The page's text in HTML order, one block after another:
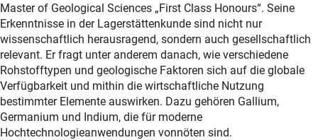
Master of Geological Sciences „First Class Honours“. Seine
Erkenntnisse in der Lagerstättenkunde sind nicht nur
wissenschaftlich herausragend, sondern auch gesellschaftlich
relevant. Er fragt unter anderem danach, wie verschiedene
Rohstofftypen und geologische Faktoren sich auf die globale
Verfügbarkeit und mithin die wirtschaftliche Nutzung
bestimmter Elemente auswirken. Dazu gehören Gallium,
Germanium und Indium, die für moderne
Hochtechnologieanwendungen vonnöten sind.